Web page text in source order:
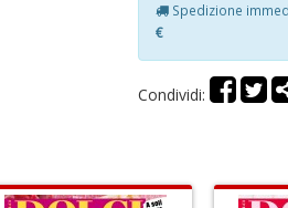
Spedizione
€
Condividi: